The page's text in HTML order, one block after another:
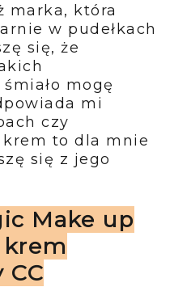
marka, która
w pudełkach
się, że
mogę
mi
czy
krem to dla mnie
się z jego
Make up
CC